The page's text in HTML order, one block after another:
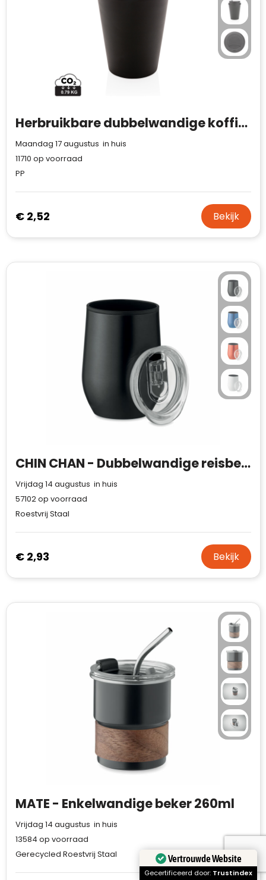
Herbruikbare dubbelwandige koffiebeker 300ml
Maandag 17 augustus in huis
11710 op voorraad
PP
€ 2,52 Bekijk
CHIN CHAN - Dubbelwandige reisbeker 350 ml
Vrijdag 14 augustus in huis
57102op voorraad
Roestvrij Staal
€ 2,93 Bekijk
MATE - Enkelwandige beker 260ml
Vrijdag 14 augustus in huis
13584 op voorraad
Gerecycled Roestvrij Staal
Vertrouwde Website
Gecertificeerd door: Trustindex